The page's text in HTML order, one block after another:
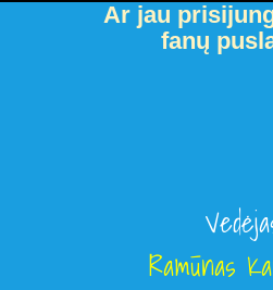
Ar jau
fanų
Ramūnas